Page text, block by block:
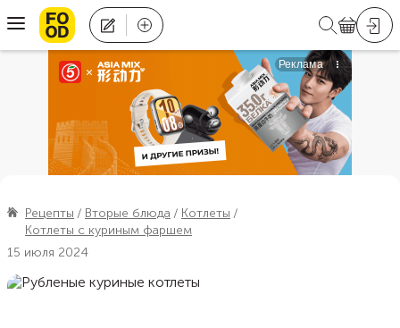
Рецепты Вторые блюда
Котлеты
Котлеты с куриным фаршем
15 июля 2024